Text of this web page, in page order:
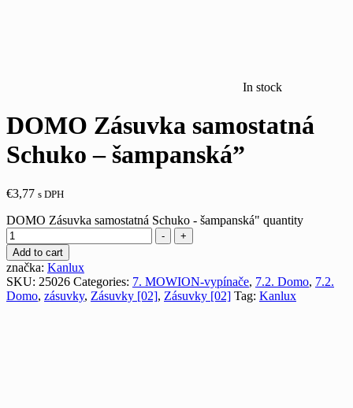
In stock
DOMO Zásuvka samostatná
Schuko – šampanská”
€3,77 s DPH
DOMO Zásuvka samostatná Schuko - šampanská" quantity
-
+
Add to cart
značka: Kanlux
SKU: 25026 Categories: 7. MOWION-vypínače, 7.2. Domo, 7.2.
Domo, zásuvky, Zásuvky [02], Zásuvky [02] Tag: Kanlux